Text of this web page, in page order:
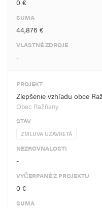
0 €
SUMA
44,876 €
VLASTNÉ ZDROJE
-
PROJEKT
Zlepšenie vzhľadu obce
Obec Ražňany
STAV
ZMLUVA UZAVRETÁ
NEZROVNALOSTI
-
VYČERPANÉ Z PROJEKTU
0 €
SUMA